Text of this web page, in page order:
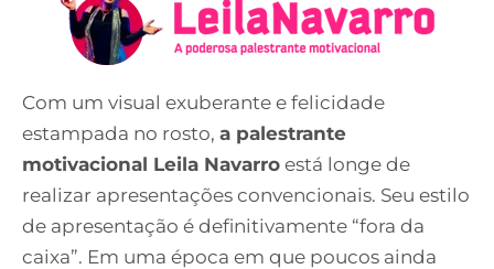
Com um visual exuberante e felicidade
estampada no rosto, a palestrante
motivacional Leila Navarro está longe de
realizar apresentações convencionais. Seu estilo
de apresentação é definitivamente “fora da
caixa”. Em uma época em que poucos ainda